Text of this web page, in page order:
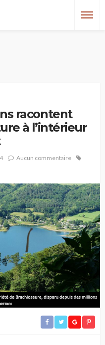
racontent
à l’intérieur
Aucun commentaire